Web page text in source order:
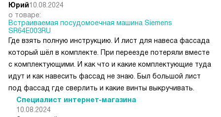
Юрий10.08.2024
о товаре:
Встраиваемая посудомоечная машина Siemens
SR64E003RU
Где взять полную инструкцию. И лист для навеса фассада
который шёл в комплекте. При переезде потеряли вместе
с комплектующими. И как что и какие комплектующие туда
идут и как навесить фассад не знаю. Был большой лист
под фассад где сверлить и какие винты выкручивать.
Специалист интернет-магазина
10.08.2024